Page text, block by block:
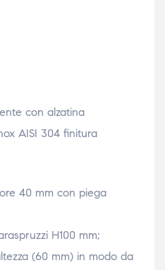
con alzatina
AISI 304 finitura
40 mm con piega
H100 mm;
(60 mm) in modo da